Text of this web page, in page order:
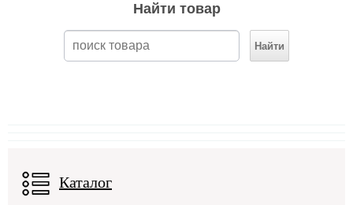
Найти товар
Каталог